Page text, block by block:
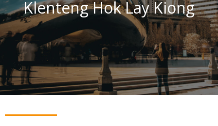
Klenteng Hok Lay Kiong